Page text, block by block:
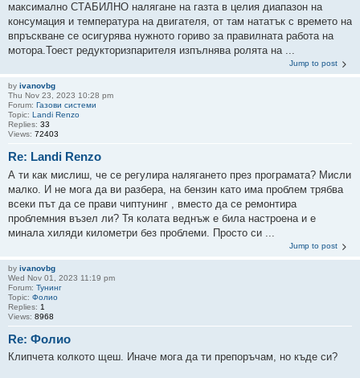
максимално СТАБИЛНО налягане на газта в целия диапазон на
консумация и температура на двигателя, от там нататък с времето на
впръскване се осигурява нужното гориво за правилната работа на
мотора.Тоест редукторизпарителя изпълнява ролята на ...
Jump to post
by ivanovbg
Thu Nov 23, 2023 10:28 pm
Forum: Газови системи
Topic: Landi Renzo
Replies: 33
Views: 72403
Re: Landi Renzo
А ти как мислиш, че се регулира налягането през програмата? Мисли
малко. И не мога да ви разбера, на бензин като има проблем трябва
всеки път да се прави чиптунинг , вместо да се ремонтира
проблемния възел ли? Тя колата веднъж е била настроена и е
минала хиляди километри без проблеми. Просто си ...
Jump to post
by ivanovbg
Wed Nov 01, 2023 11:19 pm
Forum: Тунинг
Topic: Фолио
Replies: 1
Views: 8968
Re: Фолио
Клипчета колкото щеш. Иначе мога да ти препоръчам, но къде си?